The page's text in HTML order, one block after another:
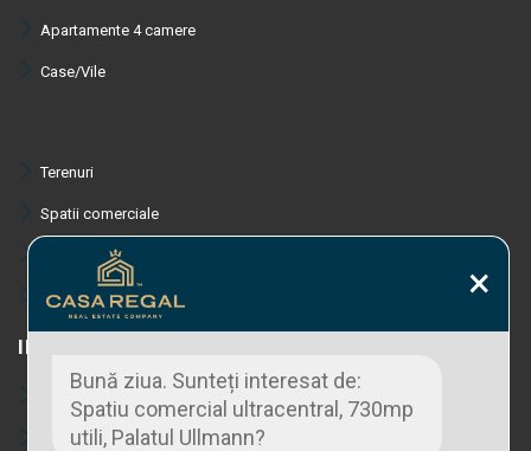
Apartamente 4 camere
Case/Vile
Terenuri
Spatii comerciale
Spatii industriale
Proprietati zone turistice
Apartamente
Case
×
Bună ziua. Sunteți interesat de:
Spatiu comercial ultracentral, 730mp
utili, Palatul Ullmann?